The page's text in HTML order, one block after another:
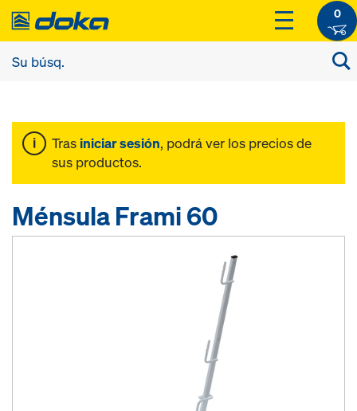
0
Tras iniciar sesión, podrá ver los precios de
sus productos.
Ménsula Frami 60